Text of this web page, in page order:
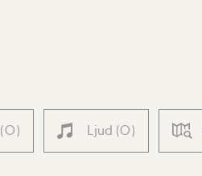
(0) Ljud (0)